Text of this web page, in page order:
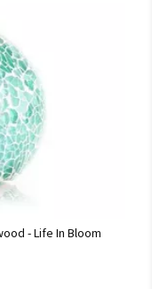
- Life In Bloom